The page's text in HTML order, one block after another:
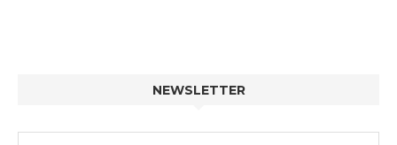
NEWSLETTER